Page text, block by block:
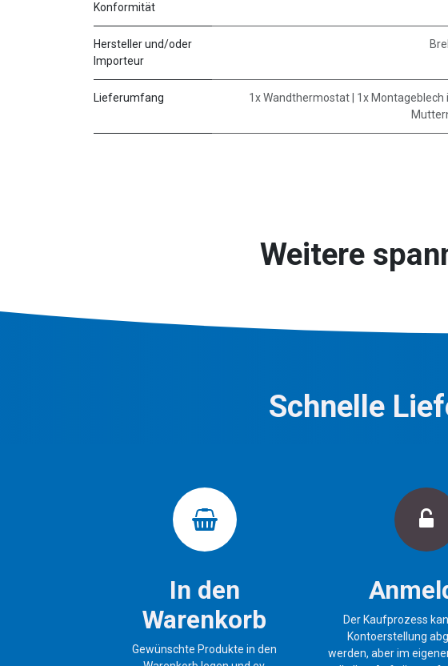
Konformität
Hersteller und/oder
Importeur
Lieferumfang
1x Wandthermostat | 1x Montageblech
Weitere
Schnelle
In den
Warenkorb
Gewünschte Produkte in den
Der Kaufprozess
Kontoerstellung
werden, aber im